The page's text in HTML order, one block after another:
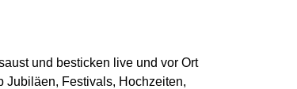
und besticken live und vor Ort
Jubiläen, Festivals, Hochzeiten,